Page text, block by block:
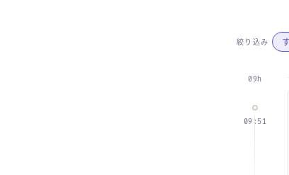
絞り込み
09h
09:51